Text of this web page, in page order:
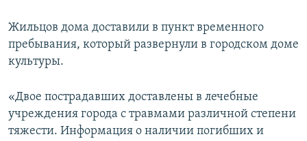
Жильцов дома доставили в пункт временного
пребывания, который развернули в городском доме
культуры.
«Двое пострадавших доставлены в лечебные
учреждения города с травмами различной степени
тяжести. Информация о наличии погибших и